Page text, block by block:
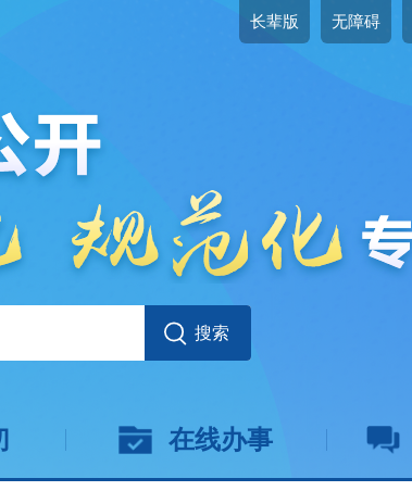
长辈版 无障碍
在线办事